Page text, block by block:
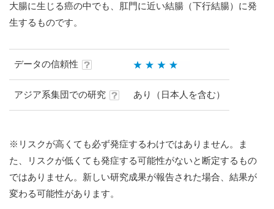
大腸に生じる癌の中でも、肛門に近い結腸（下行結腸）に発
生するものです。
データの信頼性
アジア系集団での研究 あり（日本人を含む）
※リスクが高くても必ず発症するわけではありません。ま
た、リスクが低くても発症する可能性がないと断定するもの
ではありません。新しい研究成果が報告された場合、結果が
変わる可能性があります。